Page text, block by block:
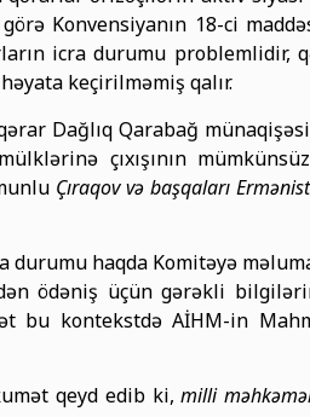
Konvensiyanın 18-ci
icra durumu problemlidir,
keçirilməmiş qalır.
Dağlıq Qarabağ
çıxışının
Çıraqov və başqaları
durumu haqda Komitəyə
ödəniş üçün gərəkli
bu kontekstdə AİHM-in
qeyd edib ki,milli